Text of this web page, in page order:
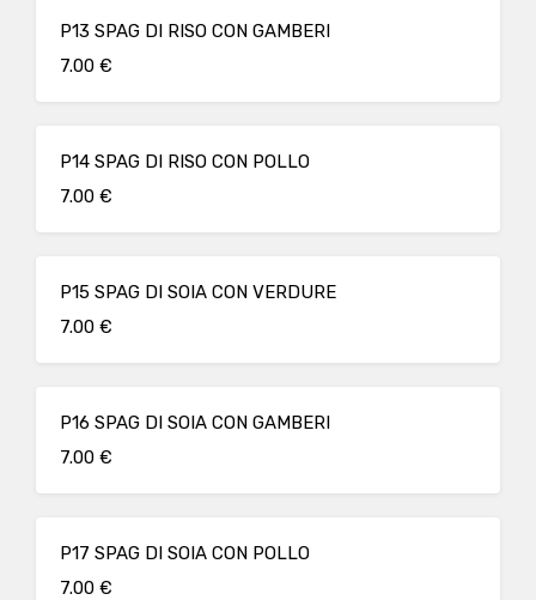
P13 SPAG DI RISO CON GAMBERI
7.00 €
P14 SPAG DI RISO CON POLLO
7.00 €
P15 SPAG DI SOIA CON VERDURE
7.00 €
P16 SPAG DI SOIA CON GAMBERI
7.00 €
P17 SPAG DI SOIA CON POLLO
7.00 €